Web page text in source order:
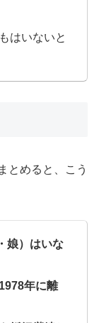
はいないと
とめると、こう
娘）はいな
年に離